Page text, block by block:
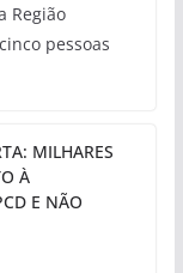
Região
pessoas
MILHARES
À
E NÃO